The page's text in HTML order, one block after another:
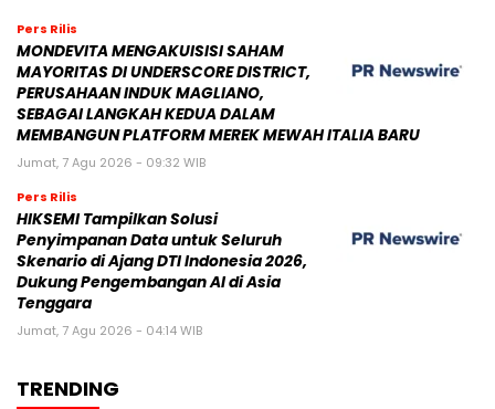
Pers Rilis
MONDEVITA MENGAKUISISI SAHAM
MAYORITAS DI UNDERSCORE DISTRICT,
PERUSAHAAN INDUK MAGLIANO,
SEBAGAI LANGKAH KEDUA DALAM
MEMBANGUN PLATFORM MEREK MEWAH ITALIA BARU
Jumat, 7 Agu 2026 - 09:32 WIB
Pers Rilis
HIKSEMI Tampilkan Solusi
Penyimpanan Data untuk Seluruh
Skenario di Ajang DTI Indonesia 2026,
Dukung Pengembangan AI di Asia
Tenggara
Jumat, 7 Agu 2026 - 04:14 WIB
TRENDING